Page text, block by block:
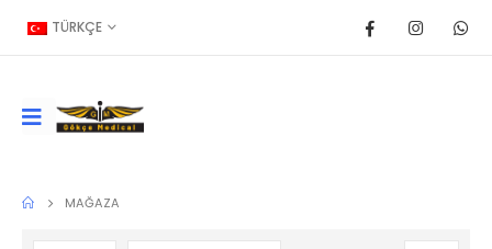
TÜRKÇE
MAĞAZA